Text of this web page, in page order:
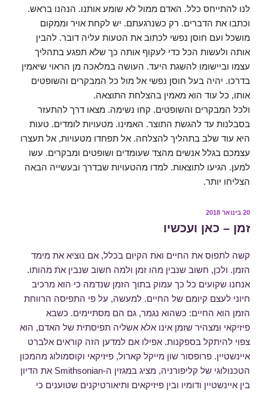
לנו להתייחס כלל. האדם ממול לא שומע אותנו. הנהנו בראש.
וכתבו את הדברים. רק כשנרגעתם. יש לקחת אויר וממקום
מושכל ועם חוסן נפשי לכתוב את הטעות עליה דובר. להבין
אותה ולעשות הכל כדי לעקוף אותה כך שלא תפגע בתהליך
עצמו וביישומו להשגת היעד. העושה במלאכה מן הראוי שיאמין
בדרכו. יהיה בעל חוסן נפשי אל מול כל המבקרים והשופטים
אותו, כל עוד הוא מאמין בהצלחת התוצאה.
ולכל המבקרים והשופטים. קחו נשימה. מצאו דרך להתעזר
בסבלנות עד להגשת התוצר. האמינו. מטעויות לומדים. טעות
היא עוד שלב בתהליך להצלחה. אל תפחדו מטעויות, אל תעצרו
עצמכם בגלל אנשים מהצד שעומדים ושופטים ומבקרים. עשו
למען. הגיעו לתוצאות. למדו מהטעויות שבדרך ובעשייה הבאה
הצליחו יותר.
פורסם
20 בינואר 2018
זמן – כאן ועכשיו
קשה לתפוס את החיים ואת הקיום בכלל, אם נוציא את מימד
הזמן. ולכן, חשוב שנבין מהו זמן ולמה חשוב שנבין את מהותו.
אנחנו שקועים כל כך עמוק בתוך הזמן שנדמה כי הוא מרכיב
חיוני לעצם קיומם של החיים. למעשה, על פי התפיסה הרווחת
הזמן הוא החיים: כשהוא נגמר, גם הם מסתיימים. כשבא
פיזיקאי ומצהיר שזמן אינו אלא אשליה תפיסתית של האדם, הוא
צפוי להיתקל בספקנות. אפילו אם למדען הזה קוראים אלברט
איינשטיין. פרופסור שון מייקל קארול, פיזיקאי וקוסמולוג מהמכון
הטכנולוגי של קליפורניה, מציג במגזין ה-Smithsonian את הדיון
בין איינשטיין ודומיו ובין פיזיקאים ותיאורטיקנים שטוענים כי